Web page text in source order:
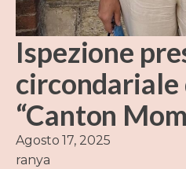
Ispezione
circondariale
“Canton
Agosto 17, 2025
ranya